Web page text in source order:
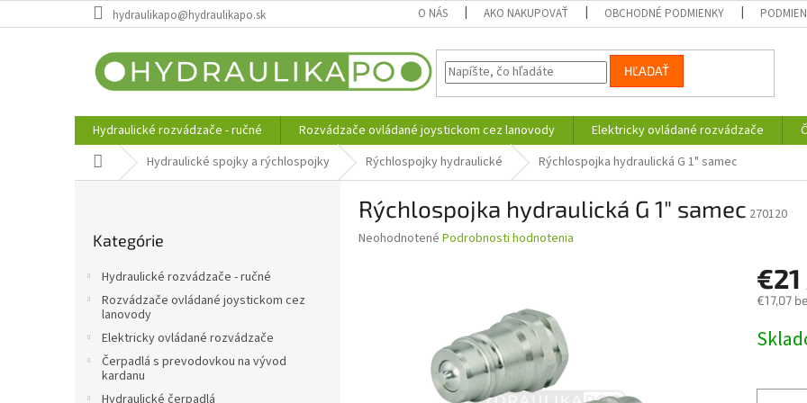
na
hydraulikapo@hydraulikapo.sk O NÁS AKO NAKUPOVAŤ OBCHODNÉ PODMIENKY
HĽADAŤ
Hydraulické rozvádzače - ručné Rozvádzače ovládané joystickom cez lanovody Elektricky ovládané rozvádzače
DomovHydraulické spojky a rýchlospojky Rýchlospojky hydraulické Rýchlospojka hydraulická G 1" samec
kategórie
Kategórie
Hydraulické rozvádzače - ručné
Rozvádzače ovládané joystickom cez
lanovody
Elektricky ovládané rozvádzače
Čerpadlá s prevodovkou na vývod
kardanu
Hydraulické čerpadlá
Rýchlospojka hydraulická G 1" samec 270120
Priemerné
Neohodnotené Podrobnosti hodnotenia
€21
€17,07
cena: